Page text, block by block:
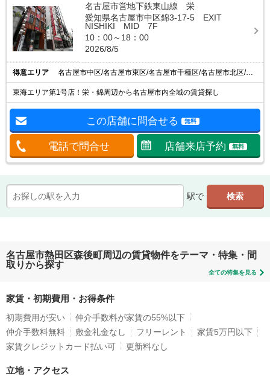
名古屋市営地下鉄東山線 栄
愛知県名古屋市中区錦3-17-5 EXIT
NISHIKI MID 7F
10：00～18：00
2026/8/5
得意エリア 名古屋市中区/名古屋市東区/名古屋市千種区/名古屋市北区/名古屋市西区
東海エリア第1号店！栄・錦周辺から名古屋市内全域の賃貸探し
この店舗に問合せる 無料
電話で問合せ 店舗来店予約 無料
駅で
名古屋市熱田区森後町周辺の賃貸物件をテーマ・特集・間
取りから探す
全ての特集を見る
家賃・初期費用・お得条件
初期費用が安い
仲介手数料が家賃の55%以下
仲介手数料無料
敷金礼金なし フリーレント
家賃5万円以下
家賃クレジットカード払い可
更新料なし
立地・アクセス